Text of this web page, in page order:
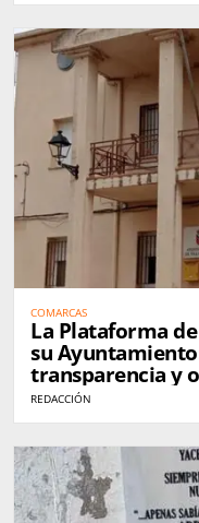
COMARCAS
La Plataforma
su
transparencia y
REDACCIÓN